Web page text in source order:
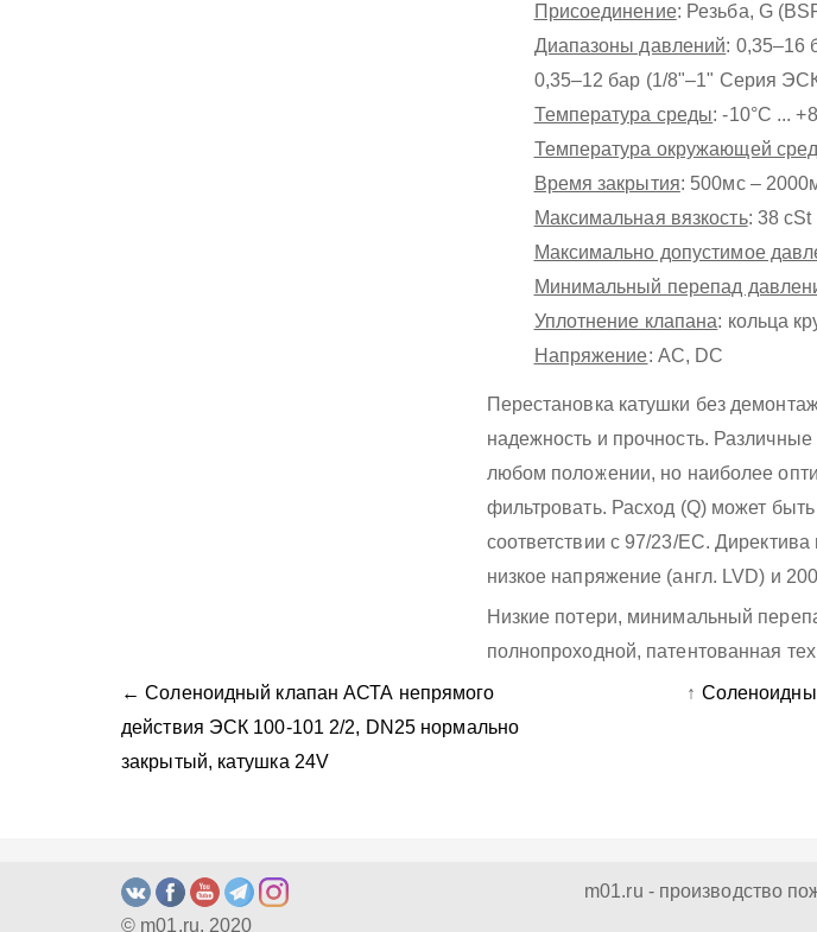
Присоединение: Резьба, G
Диапазоны давлений: 0,35–16
0,35–12 бар (1/8"–1" Серия
Температура среды: -10°C ...
Температура окружающей
Время закрытия: 500мс –
Максимальная вязкость: 38
Максимально допустимое
Минимальный перепад
Уплотнение клапана: кольца
Напряжение: AC, DC
Перестановка катушки без
надежность и прочность.
любом положении, но наиболее
фильтровать. Расход (Q) может
соответствии с 97/23/ЕС.
низкое напряжение (англ. LVD) и
Низкие потери, минимальный
полнопроходной, патентованная
← Соленоидный клапан АСТА непрямого
действия ЭСК 100-101 2/2, DN25 нормально
закрытый, катушка 24V
↑
© m01.ru, 2020
m01.ru - производство